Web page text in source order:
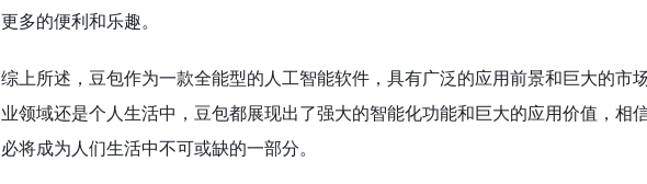
更多的便利和乐趣。
综上所述，豆包作为一款全能型的人工智能软件，具有广泛的应用前景和巨大的市
业领域还是个人生活中，豆包都展现出了强大的智能化功能和巨大的应用价值，相
必将成为人们生活中不可或缺的一部分。